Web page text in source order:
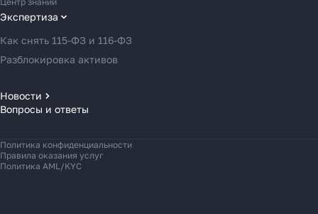
Переводы в Эстонию
Переводы в Азербайджан
Переводы в Армению
Переводы в Турцию
Переводы в Индию
Переводы в Казахстан
Переводы в Кыргызстан
Экспертиза
Как снять 115-ФЗ и 116-ФЗ
Разблокировка активов
Новости
Новости MoneyPort
Новости рынка
Вопросы и ответы
Политика конфиденциальности
Правила оказания услуг
Политика AML/KYC